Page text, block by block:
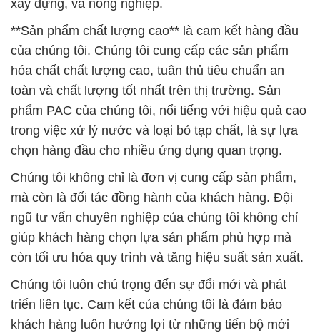
xây dựng, và nông nghiệp.
**Sản phẩm chất lượng cao** là cam kết hàng đầu
của chúng tôi. Chúng tôi cung cấp các sản phẩm
hóa chất chất lượng cao, tuân thủ tiêu chuẩn an
toàn và chất lượng tốt nhất trên thị trường. Sản
phẩm PAC của chúng tôi, nổi tiếng với hiệu quả cao
trong việc xử lý nước và loại bỏ tạp chất, là sự lựa
chọn hàng đầu cho nhiều ứng dụng quan trọng.
Chúng tôi không chỉ là đơn vị cung cấp sản phẩm,
mà còn là đối tác đồng hành của khách hàng. Đội
ngũ tư vấn chuyên nghiệp của chúng tôi không chỉ
giúp khách hàng chọn lựa sản phẩm phù hợp mà
còn tối ưu hóa quy trình và tăng hiệu suất sản xuất.
Chúng tôi luôn chú trọng đến sự đổi mới và phát
triển liên tục. Cam kết của chúng tôi là đảm bảo
khách hàng luôn hưởng lợi từ những tiến bộ mới